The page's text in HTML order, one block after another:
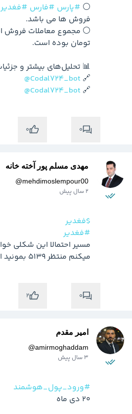
⚪️ #پارس #فارس #فغدیر
🔗
@Codal724_bot
🔗
@Codal724_bot
0
0
مهدی مسلم پور آخته خانه
@mehdimoslempour00
2 سال پیش
$فغدیر
#فغدیر
میکنم منتظر 5139 بمونید اونجا جذاب تره
0
2
امیر مقدم
@amirmoghaddam
3 سال پیش
#ورود_پول_هوشمند